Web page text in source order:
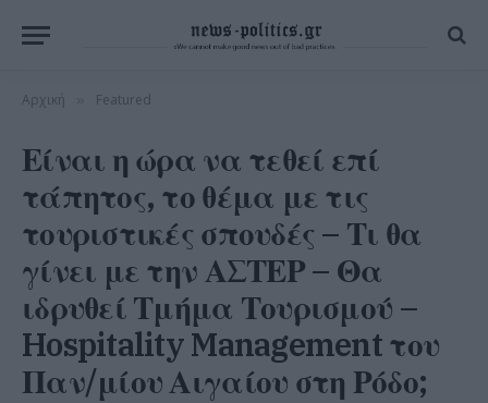
Αρχική Featured
Είναι η ώρα να τεθεί επί
τάπητος, το θέμα με τις
τουριστικές σπουδές – Τι θα
γίνει με την ΑΣΤΕΡ – Θα
ιδρυθεί Τμήμα Τουρισμού –
Hospitality Management του
Παν/μίου Αιγαίου στη Ρόδο;